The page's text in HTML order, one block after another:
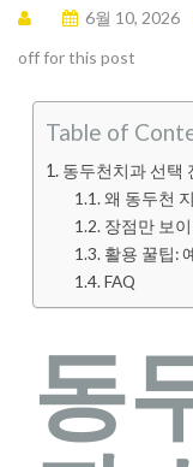
6월 10, 2026
off for this post
Table of
동두천치과 선택
왜 동두천
장점만 보
활용 꿀팁:
FAQ
동